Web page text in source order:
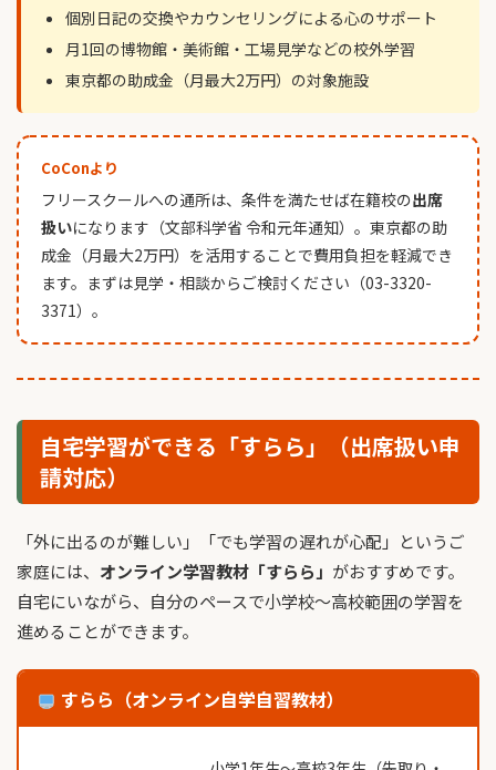
個別日記の交換やカウンセリングによる心のサポート
月1回の博物館・美術館・工場見学などの校外学習
東京都の助成金（月最大2万円）の対象施設
CoConより
フリースクールへの通所は、条件を満たせば在籍校の出席
扱いになります（文部科学省 令和元年通知）。東京都の助
成金（月最大2万円）を活用することで費用負担を軽減でき
ます。まずは見学・相談からご検討ください（03-3320-
3371）。
自宅学習ができる「すらら」（出席扱い申
請対応）
「外に出るのが難しい」「でも学習の遅れが心配」というご
家庭には、 オンライン学習教材「すらら」 がおすすめです。
自宅にいながら、自分のペースで小学校〜高校範囲の学習を
進めることができます。
すらら（オンライン自学自習教材）